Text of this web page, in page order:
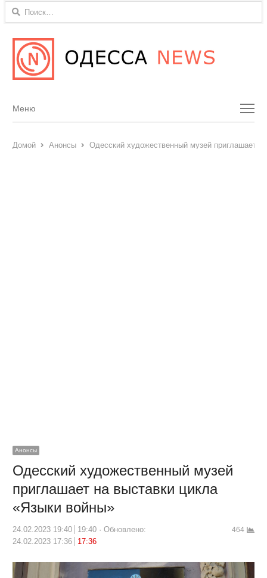
Найти:
Menu
Меню
Домой Анонсы Одесский художественный музей приглашает
Анонсы
Одесский художественный музей
приглашает на выставки цикла
«Языки войны»
24.02.2023 19:40 19:40
Обновлено:
24.02.2023 17:36
17:36
464